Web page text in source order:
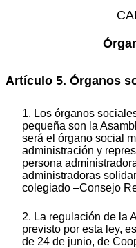
Artículo 5. Órganos
1. Los órganos
pequeña son la
será el órgano social
administración y
persona
administradoras
colegiado –Consejo
2. La regulación de la
previsto por esta ley,
de 24 de junio, de